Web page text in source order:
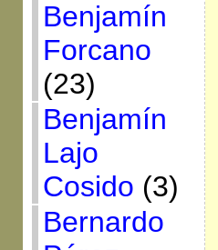
Benjamín
Forcano
(23)
Benjamín
Lajo
Cosido (3)
Bernardo